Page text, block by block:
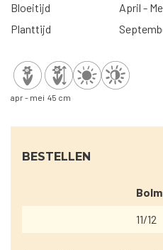
Bloeitijd
April -
Planttijd
apr - mei 45 cm
BESTELLEN
11/12